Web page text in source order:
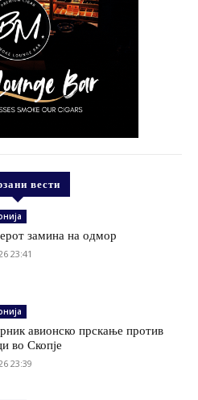
вести
замина на одмор
23:41
авионско прскање против
во Скопје
23:39